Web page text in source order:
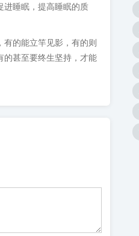
进睡眠，提高睡眠的质
的能立竿见影，有的则
的甚至要终生坚持，才能